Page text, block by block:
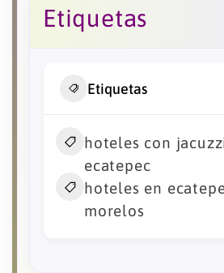
Etiquetas
Etiquetas
hoteles con
ecatepec
hoteles en
morelos